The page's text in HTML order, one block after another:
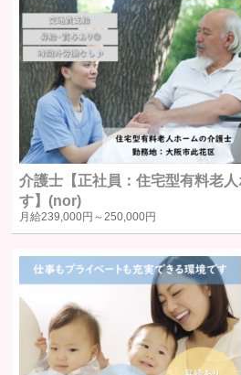
本サービスの利用に伴う連絡・各種お知
ユーザーの承諾・申込みに基づく、本サ
情報の提供
属性情報･端末情報・位置情報・行動履
ツ等の配信・表示、本サービスの提供
本サービスの改善・新規サービスの開発
本サービスに関するご意見、お問い合わ
個人情報の第三者への提供
当社は、原則として、ユーザー本人の同
提供しません。提供先・提供情報内容を特
意を得た場合に限り提供します。
提供する個人情報の項目ユーザーから
履歴ほか、閲覧・検索・ブックマーク等
る情報を含む）のうち、利用目的の達成
介護士【正社員：住宅型有料老
す】(nor)
月給239,000円～250,000円